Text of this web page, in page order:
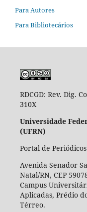
Para Autores
Para Bibliotecários
RDCGD: Rev. Dig.
310X
Universidade
(UFRN)
Portal de
Avenida Senador
Natal/RN, CEP
Campus
Aplicadas, Prédio
Térreo.